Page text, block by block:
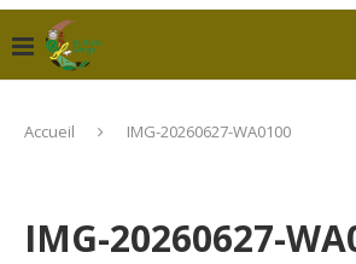
Accueil IMG-20260627-WA0100
IMG-20260627-